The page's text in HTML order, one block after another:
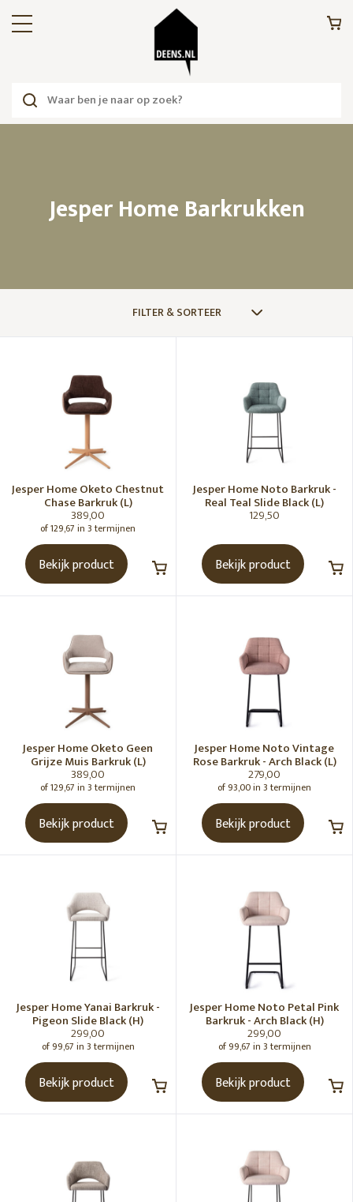
Jesper Home Barkrukken
FILTER & SORTEER
Jesper Home
Eetkamerstoelen
Banken
Lounge stoel
Bijzettafels
Salontafels
Eettafels
SORTEREN OP
Meest bekeken
Alle merken
Jesper Home
RUIMTE
KLEURENPALET
PRIJS
Jesper Home Oketo Chestnut
Chase Barkruk (L)
389,00
of 129,67 in 3 termijnen
Bekijk product
Jesper Home Noto Barkruk -
Real Teal Slide Black (L)
129,50
Bekijk product
Jesper Home Oketo Geen
Grijze Muis Barkruk (L)
389,00
of 129,67 in 3 termijnen
Bekijk product
Jesper Home Noto Vintage
Rose Barkruk - Arch Black (L)
279,00
of 93,00 in 3 termijnen
Bekijk product
Jesper Home Yanai Barkruk -
Pigeon Slide Black (H)
299,00
of 99,67 in 3 termijnen
Bekijk product
Jesper Home Noto Petal Pink
Barkruk - Arch Black (H)
299,00
of 99,67 in 3 termijnen
Bekijk product